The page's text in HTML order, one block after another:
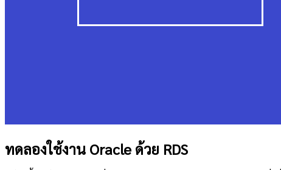
ทดลองใช้งาน Oracle ด้วย RDS